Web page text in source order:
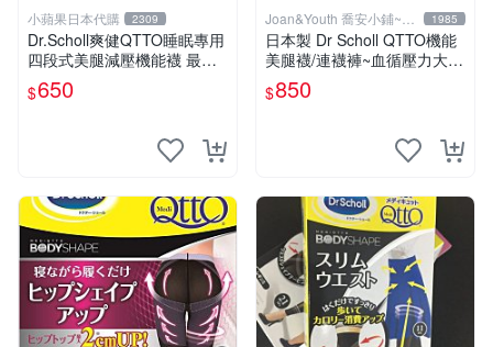
小蘋果日本代購 2309
Dr.Scholl爽健QTTO睡眠專用
四段式美腿減壓機能襪 最新
製法涼感
$650
Joan&Youth 喬安小鋪~賣
場都現貨
1985
日本製 Dr Scholl QTTO機能
美腿襪/連襪褲~血循壓力大腿
襪 現貨供應
$850